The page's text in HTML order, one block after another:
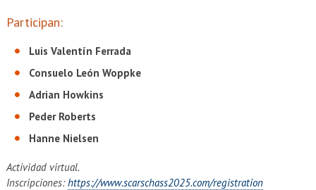
Participan:
Luis Valentín Ferrada
Consuelo León Woppke
Adrian Howkins
Peder Roberts
Hanne Nielsen
Actividad virtual.
Inscripciones:https://www.scarschass2025.com/registration